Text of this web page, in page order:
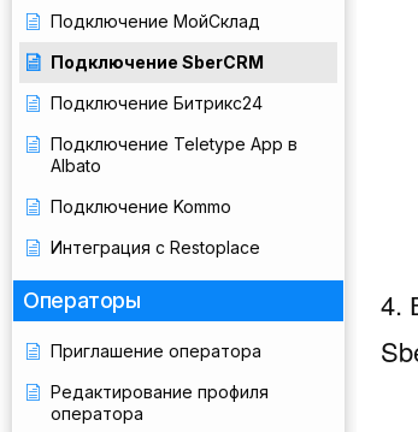
Подключение МойСклад
Подключение SberCRM
Подключение Битрикс24
Подключение Teletype App в
Albato
Подключение Kommo
Интеграция с Restoplace
Операторы
Приглашение оператора
Редактирование профиля
оператора
4.